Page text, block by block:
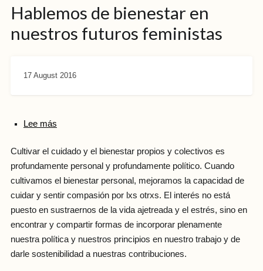
Hablemos de bienestar en
nuestros futuros feministas
17 August 2016
Lee más
Cultivar el cuidado y el bienestar propios y colectivos es
profundamente personal y profundamente político. Cuando
cultivamos el bienestar personal, mejoramos la capacidad de
cuidar y sentir compasión por lxs otrxs. El interés no está
puesto en sustraernos de la vida ajetreada y el estrés, sino en
encontrar y compartir formas de incorporar plenamente
nuestra política y nuestros principios en nuestro trabajo y de
darle sostenibilidad a nuestras contribuciones.